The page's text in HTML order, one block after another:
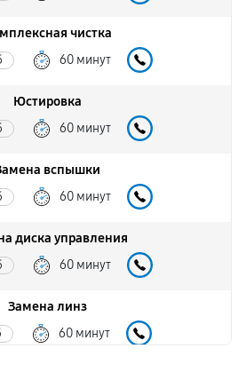
чистка
60 минут
Юстировка
60 минут
вспышки
60 минут
диска управления
60 минут
Замена линз
60 минут